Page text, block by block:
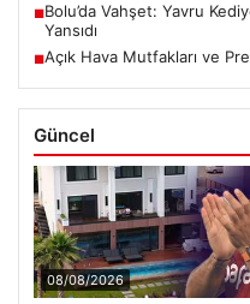
■Bolu’da Vahşet: Yavru
Yansıdı
■Açık Hava Mutfakları ve
Güncel
08/08/2026